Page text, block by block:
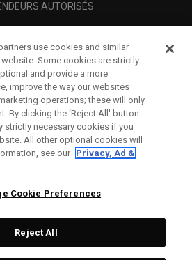
AUTORISÉS
A PROPOS
LÉGALES
use cookies and similar
Some cookies are strictly
and provide a more
improve the way our websites
operations; these will only
By clicking the ‘Reject All' button
strictly necessary cookies if you
All other optional cookies will
see our Privacy, Ad &
Cookie Preferences
Reject All